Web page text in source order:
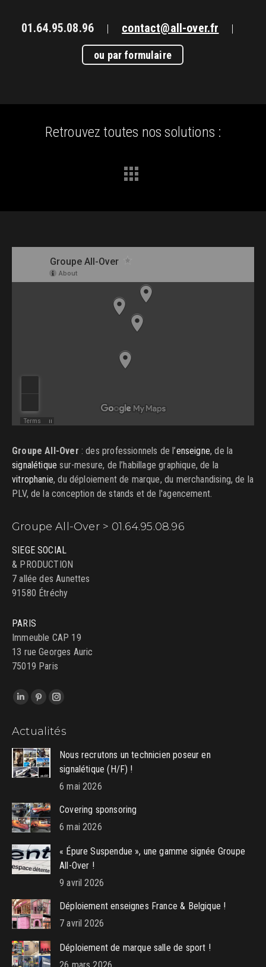
01.64.95.08.96 | contact@all-over.fr |
ou par formulaire
Retrouvez toutes nos solutions :
Navigation
commentaire
Groupe All-Over : des professionnels de l’enseigne, de la
signalétique sur-mesure, de l’habillage graphique, de la
vitrophanie, du déploiement de marque, du merchandising, de la
PLV, de la conception de stands et de l'agencement.
Groupe All-Over > 01.64.95.08.96
SIEGE SOCIAL
& PRODUCTION
7 allée des Aunettes
91580 Étréchy
PARIS
Immeuble CAP 19
13 rue Georges Auric
75019 Paris
Trouvez nous sur :
LinkedIn
opens
in
new
window
Pinterest
opens
in
new
window
Instagram
opens
in
new
window
Actualités
Nous recrutons un technicien poseur en
signalétique (H/F) !
6 mai 2026
Covering sponsoring
6 mai 2026
« Épure Suspendue », une gamme signée Groupe
All-Over !
9 avril 2026
Déploiement enseignes France & Belgique !
7 avril 2026
Déploiement de marque salle de sport !
26 mars 2026